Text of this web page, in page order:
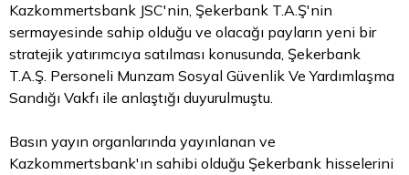
Kazkommertsbank JSC'nin, Şekerbank T.A.Ş'nin
sermayesinde sahip olduğu ve olacağı payların yeni bir
stratejik yatırımcıya satılması konusunda, Şekerbank
T.A.Ş. Personeli Munzam Sosyal Güvenlik Ve Yardımlaşma
Sandığı Vakfı ile anlaştığı duyurulmuştu.
Basın yayın organlarında yayınlanan ve
Kazkommertsbank'ın sahibi olduğu Şekerbank hisselerini